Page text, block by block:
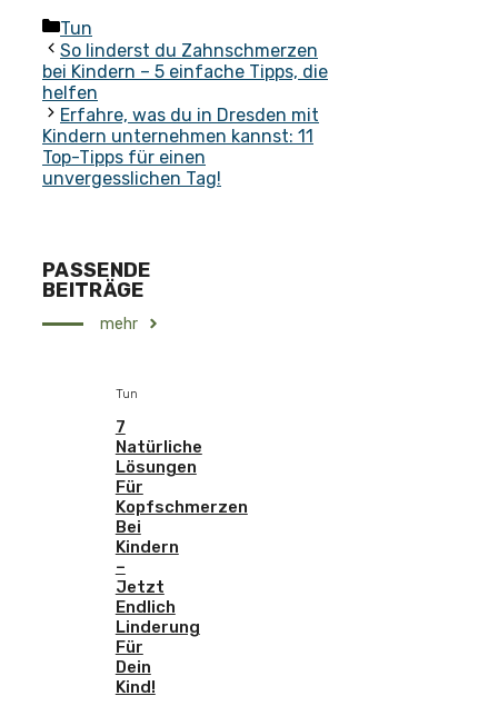
Kategorien
Tun
So linderst du Zahnschmerzen
bei Kindern – 5 einfache Tipps, die
helfen
Erfahre, was du in Dresden mit
Kindern unternehmen kannst: 11
Top-Tipps für einen
unvergesslichen Tag!
PASSENDE
BEITRÄGE
mehr
Tun
7
Natürliche
Lösungen
Für
Kopfschmerzen
Bei
Kindern
–
Jetzt
Endlich
Linderung
Für
Dein
Kind!